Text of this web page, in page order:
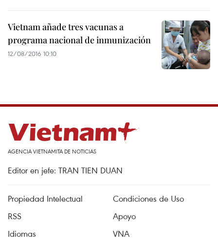
Vietnam añade tres vacunas a
programa nacional de inmunización
12/08/2016 10:10
AGENCIA VIETNAMITA DE NOTICIAS
Editor en jefe: TRAN TIEN DUAN
Propiedad Intelectual
Condiciones de Uso
RSS
Apoyo
Idiomas
VNA